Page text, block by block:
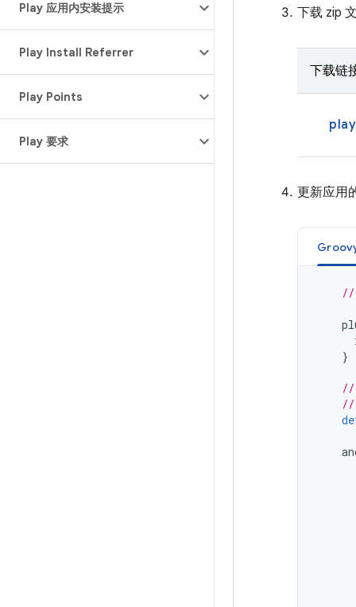
Play 应用内安装提示
Play Install Referrer
Play Points
Play 要求
下载 zip
下载链
更新应用
//
}
//
//